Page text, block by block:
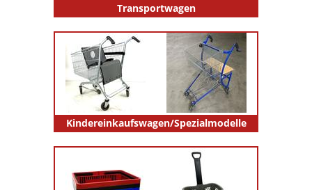
Transportwagen
Kindereinkaufswagen/Spezialmodelle